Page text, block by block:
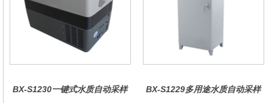
BX-S1230一键式水质自动采样
BX-S1229多用途水质自动采样